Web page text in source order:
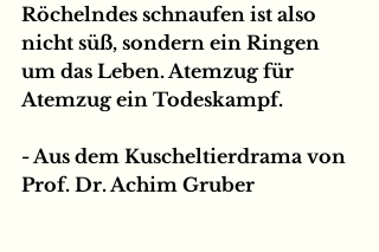
Röchelndes schnaufen ist also
nicht süß, sondern ein Ringen
um das Leben. Atemzug für
Atemzug ein Todeskampf.⁠
- Aus dem Kuscheltierdrama von
Prof. Dr. Achim Gruber ⁠